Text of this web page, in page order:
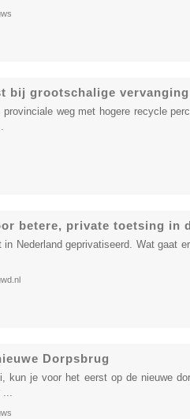
bij grootschalige
weg met hogere recycle
betere, private toetsing in
Nederland geprivatiseerd. Wat gaat
Dorpsbrug
kun je voor het eerst op de nieuwe
...